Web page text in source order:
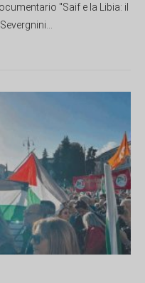
"Saif e la Libia: il